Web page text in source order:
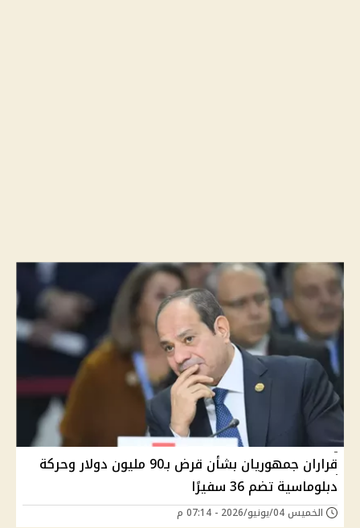
قراران جمهوريان بشأن قرض بـ90 مليون دولار وحركة
دبلوماسية تضم 36 سفيرًا
الخميس 04/يونيو/2026 - 07:14 م